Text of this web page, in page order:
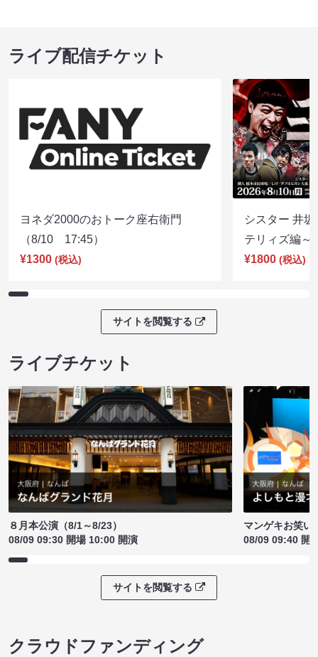
ライブ配信チケット
ヨネダ2000のおトーク座右衛門
（8/10 17:45）
¥1300 (税込)
シスター 井
テリィズ編
¥1800 (税込)
サイトを閲覧する
ライブチケット
８月本公演（8/1～8/23）
08/09 09:30 開場 10:00 開演
マンゲキお笑い
08/09 09:40 開
サイトを閲覧する
クラウドファンディング